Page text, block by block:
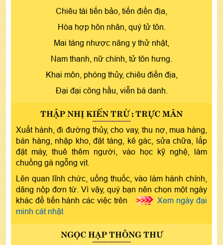
Chiêu tài tiến bảo, tiến điền địa,
Hòa hợp hôn nhân, quý tử tôn.
Mai táng nhược năng y thử nhật,
Nam thanh, nữ chính, tử tôn hưng.
Khai môn, phóng thủy, chiêu điền địa,
Đại đại công hầu, viễn bá danh.
THẬP NHỊ KIẾN TRỪ : TRỰC MÃN
Xuất hành, đi đường thủy, cho vay, thu nợ, mua hàng,
bán hàng, nhập kho, đặt táng, kê gác, sửa chữa, lắp
đặt máy, thuê thêm người, vào học kỹ nghệ, làm
chuồng gà ngỗng vịt.
Lên quan lĩnh chức, uống thuốc, vào làm hành chính,
dâng nộp đơn từ. Vì vậy, quý bạn nên chọn một ngày
khác để tiến hành các việc trên
>>>
Xem ngày đại
minh cát nhật
NGỌC HẠP THÔNG THƯ